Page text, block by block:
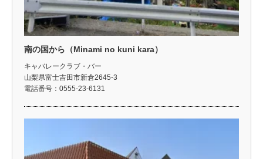
南の国から（Minami no kuni kara）
キャバレークラブ・バー
山梨県富士吉田市新倉2645-3
電話番号：0555-23-6131